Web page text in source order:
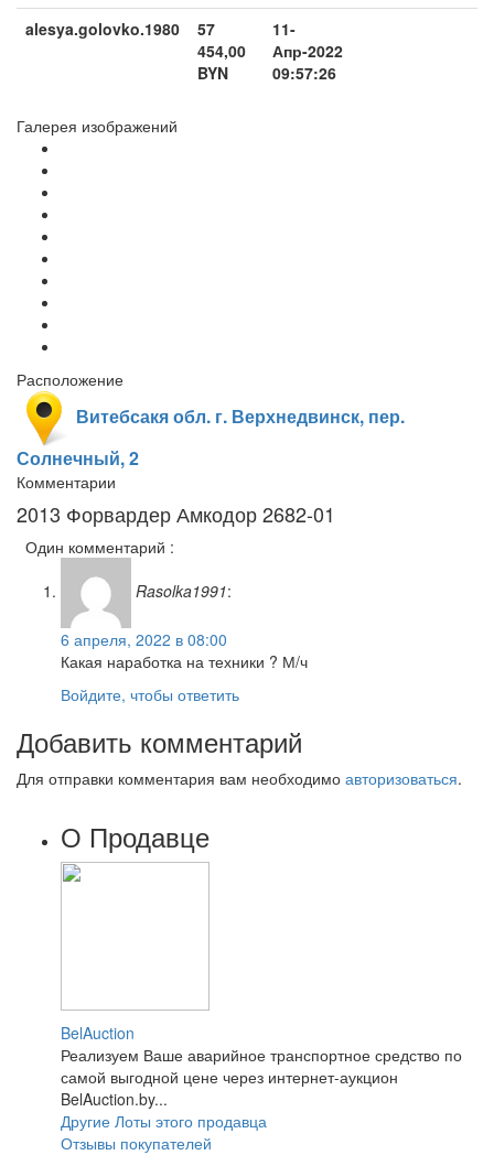
alesya.golovko.1980
57
454,00
BYN
11-
Апр-2022
09:57:26
Галерея изображений
Расположение
Витебсакя обл. г. Верхнедвинск, пер.
Солнечный, 2
Комментарии
2013 Форвардер Амкодор 2682-01
Один комментарий :
Rasolka1991:
6 апреля, 2022 в 08:00
Какая наработка на техники ? М/ч
Войдите, чтобы ответить
Добавить комментарий
Для отправки комментария вам необходимо авторизоваться.
О Продавце
BelAuction
Реализуем Ваше аварийное транспортное средство по
самой выгодной цене через интернет-аукцион
BelAuction.by...
Другие Лоты этого продавца
Отзывы покупателей